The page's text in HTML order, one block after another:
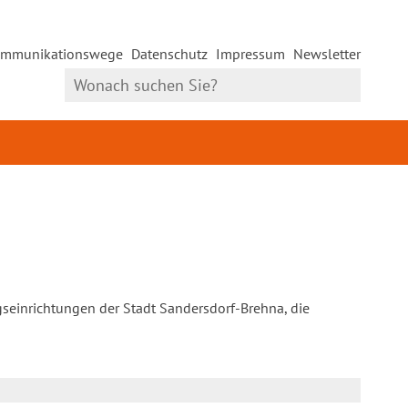
Datenschutz Impressum Newsletter
der Stadt Sandersdorf-Brehna, die